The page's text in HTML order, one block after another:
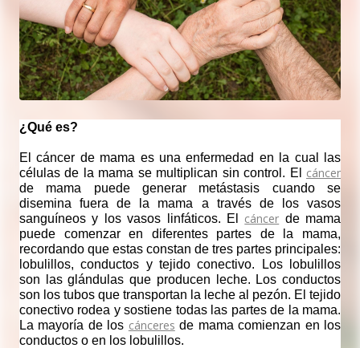
¿Qué es?
El cáncer de mama es una enfermedad en la cual las
células de la mama se multiplican sin control. El cáncer
de mama puede generar metástasis cuando se
disemina fuera de la mama a través de los vasos
sanguíneos y los vasos linfáticos. El cáncer de mama
puede comenzar en diferentes partes de la mama,
recordando que estas constan de tres partes principales:
lobulillos, conductos y tejido conectivo. Los lobulillos
son las glándulas que producen leche. Los conductos
son los tubos que transportan la leche al pezón. El tejido
conectivo rodea y sostiene todas las partes de la mama.
La mayoría de los cánceres de mama comienzan en los
conductos o en los lobulillos.